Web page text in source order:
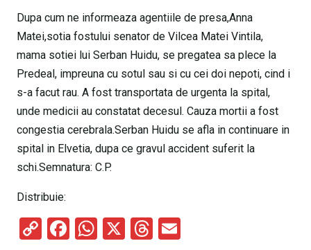
Dupa cum ne informeaza agentiile de presa,Anna
Matei,sotia fostului senator de Vilcea Matei Vintila,
mama sotiei lui Serban Huidu, se pregatea sa plece la
Predeal, impreuna cu sotul sau si cu cei doi nepoti, cind i
s-a facut rau. A fost transportata de urgenta la spital,
unde medicii au constatat decesul. Cauza mortii a fost
congestia cerebrala.Serban Huidu se afla in continuare in
spital in Elvetia, dupa ce gravul accident suferit la
schi.Semnatura: C.P.
Distribuie:
C
F
W X
T